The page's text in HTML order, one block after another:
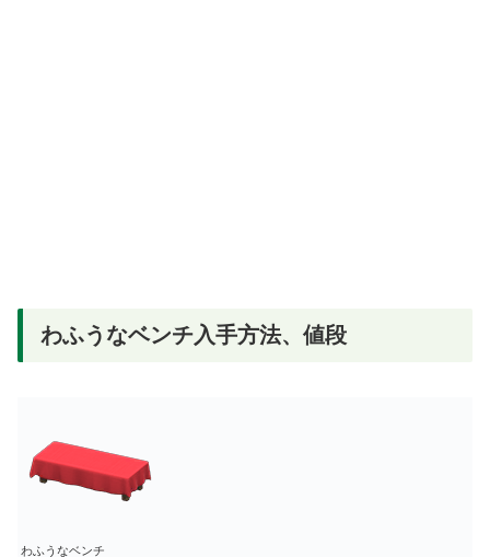
わふうなベンチ入手方法、値段
わふうなベンチ